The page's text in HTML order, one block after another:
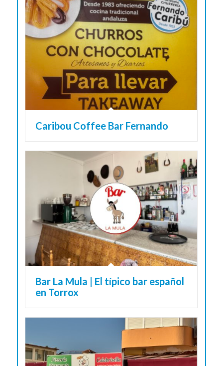
Caribou Coffee Bar Fernando
Bar La Mula | El típico bar español
en Torrox